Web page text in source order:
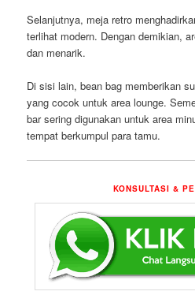
Selanjutnya, meja retro
terlihat modern. Dengan demikian,
dan menarik.
Di sisi lain, bean bag memberikan
yang cocok untuk area lounge.
bar sering digunakan untuk area
tempat berkumpul para tamu.
KONSULTASI &